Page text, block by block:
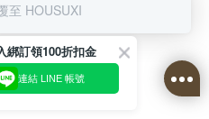
至 HOUSUXI
綁訂領100折扣金
連結 LINE 帳號